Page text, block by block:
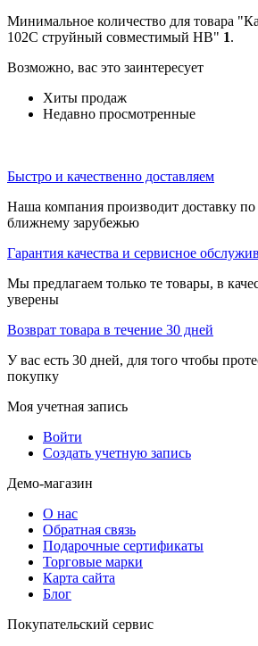
Минимальное количество для товара
102C струйный совместимый HB" 1.
Возможно, вас это заинтересует
Хиты продаж
Недавно просмотренные
Быстро и качественно доставляем
Наша компания производит доставку
ближнему зарубежью
Гарантия качества и сервисное
Мы предлагаем только те товары, в
уверены
Возврат товара в течение 30 дней
У вас есть 30 дней, для того чтобы
покупку
Моя учетная запись
Войти
Создать учетную запись
Демо-магазин
О нас
Обратная связь
Подарочные сертификаты
Торговые марки
Карта сайта
Блог
Покупательский сервис